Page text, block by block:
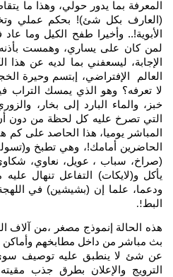
المعرفة بما يدور حولي، وهذا ما
(العارف بكل شئ)! بحكم عملي
الأبوية!.. وأخيرا طفح الكيل وما
لمن كان على يساري، وهمست
الإجابة، ليسعفني بما لديه عن هذا
العالم الإفتراضي، إبتسم وحيرة
لا تعرفه؟ وهو الذي يمسك التراب
خبز، والماء البارد إلى بخار،
التي تصرخ عليه كل لحظة من دون أن
المباشر يوميا، هذا الحاصد على كم
الحاضرين أمامك!، وهي تطبخ
(صراخ، سباب ، عويل، نعاوي،
يأكل و(لايكات) التفاعل تنهال
ودعما، علما إن (بشيشين) في
البط!.
هذه الحالة إنموذج مصغر ،من آلاف
بث مباشر من داخل مطابخهم
عن شئ لا ينطبق عليه توصيف سوى
الترويج والإعلان بطرق جذب